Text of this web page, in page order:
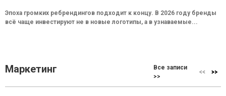
Эпоха громких ребрендингов подходит к концу. В 2026 году бренды
всё чаще инвестируют не в новые логотипы, а в узнаваемые...
Маркетинг
Все записи
>>